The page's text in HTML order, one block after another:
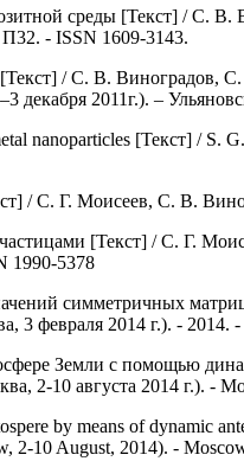
среды [Текст] / С. В.
- ISSN 1609-3143.
/ С. В. Виноградов,
декабря 2011г.). –
[Текст] / S.
С. Г. Моисеев, С. В.
[Текст] / С. Г.
1990-5378
симметричных
3 февраля 2014 г.). -
Земли с помощью
2-10 августа 2014 г.). -
by means of dynamic
2-10 August, 2014). -